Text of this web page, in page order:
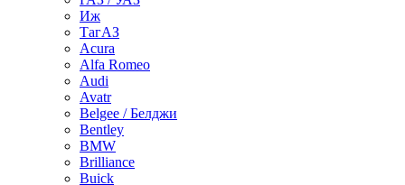
Иж
ТагАЗ
Acura
Alfa Romeo
Audi
Avatr
Belgee / Белджи
Bentley
BMW
Brilliance
Buick